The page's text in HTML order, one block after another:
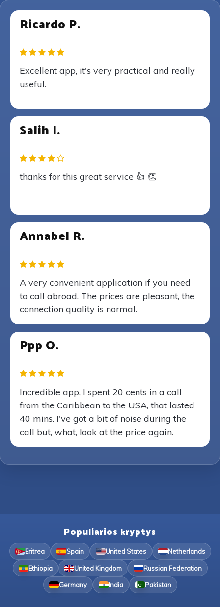
Ricardo P.
Excellent app, it's very practical and really
useful.
Salih I.
thanks for this great service 👍 👏
Annabel R.
A very convenient application if you need
to call abroad. The prices are pleasant, the
connection quality is normal.
Ppp O.
Incredible app, I spent 20 cents in a call
from the Caribbean to the USA, that lasted
40 mins. I've got a bit of noise during the
call but, what, look at the price again.
Populiarios kryptys
Eritrea Spain United States Netherlands
Ethiopia United Kingdom Russian Federation
Germany India Pakistan